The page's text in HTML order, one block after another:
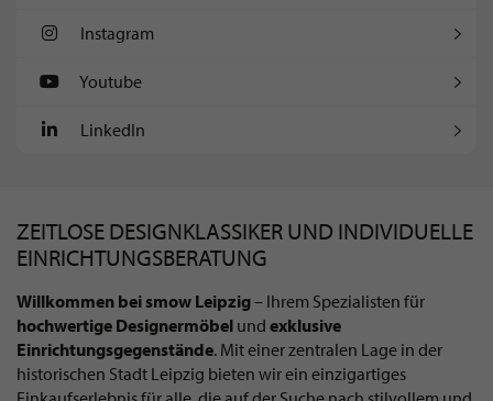
Instagram
Youtube
LinkedIn
ZEITLOSE DESIGNKLASSIKER UND INDIVIDUELLE
EINRICHTUNGSBERATUNG
Willkommen bei smow Leipzig– Ihrem Spezialisten für
hochwertige Designermöbel und exklusive
Einrichtungsgegenstände. Mit einer zentralen Lage in der
historischen Stadt Leipzig bieten wir ein einzigartiges